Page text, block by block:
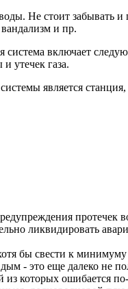
Не стоит
и пр.
включает
утечек газа.
является
протечек
ликвидировать
бы свести к
- это еще далеко не
которых ошибается